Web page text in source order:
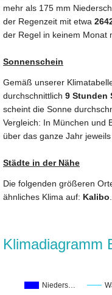
mehr als 175 mm
der Regenzeit mit etwa
der Regel in keinem Monat
Sonnenschein
Gemäß unserer
durchschnittlich 9 Stunden
scheint die Sonne
Vergleich: In München und
über das ganze Jahr
Städte in der Nähe
Die folgenden größeren
ähnliches Klima auf: Kalibo
Klimadiagramm
Nieders…